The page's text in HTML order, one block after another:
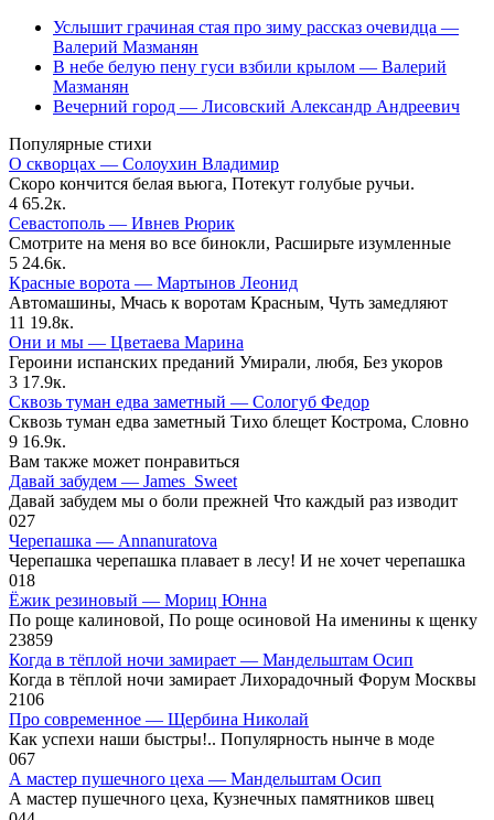
Услышит грачиная стая про зиму рассказ очевидца —
Валерий Мазманян
В небе белую пену гуси взбили крылом — Валерий
Мазманян
Вечерний город — Лисовский Александр Андреевич
Популярные стихи
О скворцах — Солоухин Владимир
Скоро кончится белая вьюга, Потекут голубые ручьи.
4 65.2к.
Севастополь — Ивнев Рюрик
Смотрите на меня во все бинокли, Расширьте изумленные
5 24.6к.
Красные ворота — Мартынов Леонид
Автомашины, Мчась к воротам Красным, Чуть замедляют
11 19.8к.
Они и мы — Цветаева Марина
Героини испанских преданий Умирали, любя, Без укоров
3 17.9к.
Сквозь туман едва заметный — Сологуб Федор
Сквозь туман едва заметный Тихо блещет Кострома, Словно
9 16.9к.
Вам также может понравиться
Давай забудем — James_Sweet
Давай забудем мы о боли прежней Что каждый раз изводит
027
Черепашка — Annanuratova
Черепашка черепашка плавает в лесу! И не хочет черепашка
018
Ёжик резиновый — Мориц Юнна
По роще калиновой, По роще осиновой На именины к щенку
23859
Когда в тёплой ночи замирает — Мандельштам Осип
Когда в тёплой ночи замирает Лихорадочный Форум Москвы
2106
Про современное — Щербина Николай
Как успехи наши быстры!.. Популярность нынче в моде
067
А мастер пушечного цеха — Мандельштам Осип
А мастер пушечного цеха, Кузнечных памятников швец